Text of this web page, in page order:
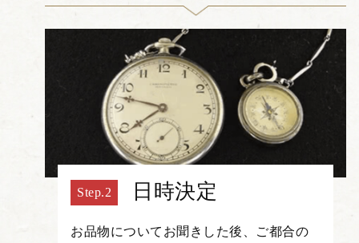
日時決定
お品物についてお聞きした後、ご都合の